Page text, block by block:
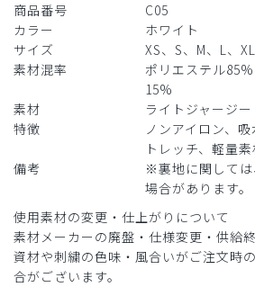
商品番号
C05
カラー
ホワイト
サイズ
XS、S、M、L、
素材混率
ポリエステル
15%
素材
ライトジャージー
特徴
ノンアイロン、
トレッチ、軽量
備考
※裏地に関しては
場合があります。
使用素材の変更・仕上がりについて
素材メーカーの廃盤・仕様変更・供給
資材や刺繍の色味・風合いがご注文時
合がございます。